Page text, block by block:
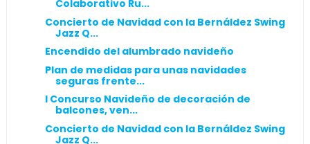
Colaborativo Ru...
Concierto de Navidad con la Bernáldez Swing
Jazz Q...
Encendido del alumbrado navideño
Plan de medidas para unas navidades
seguras frente...
I Concurso Navideño de decoración de
balcones, ven...
Concierto de Navidad con la Bernáldez Swing
Jazz Q...